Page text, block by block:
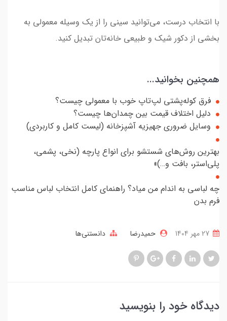
با انتخاب درست، می‌توانید سینی را از یک وسیله معمولی به
بخشی از دکور شیک و طبیعی خانه‌تان تبدیل کنید.
همچنین بخوانید...
فرق کوله‌پشتی لپ‌تاپ خوب با معمولی چیست؟
دلیل اختلاف قیمت بین چمدان‌ها چیست؟
وسایل ضروری جهیزیه آشپزخانه (لیست کامل و کاربردی)
بهترین روش‌های شستشو برای انواع پارچه (نخی، پشمی،
پلی‌استر، بافت و…)»
چه لباسی به اندام من میاد؟ راهنمای کامل انتخاب لباس مناسب
فرم بدن
حمیدرضا دانستنی‌ها
دیدگاه خود را بنویسید